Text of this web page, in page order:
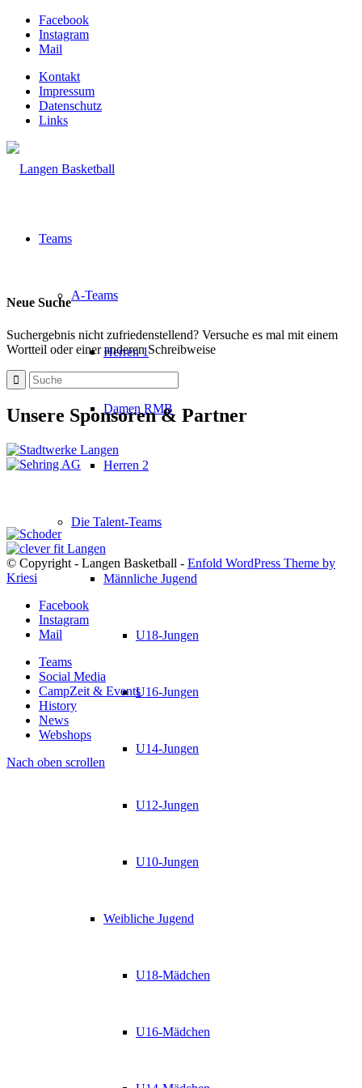
Facebook
Instagram
Mail
Kontakt
Impressum
Datenschutz
Links
Teams
A-Teams
Herren 1
Damen RMB
Herren 2
Die Talent-Teams
Männliche Jugend
U18-Jungen
U16-Jungen
U14-Jungen
U12-Jungen
U10-Jungen
Weibliche Jugend
U18-Mädchen
U16-Mädchen
Neue Suche
Suchergebnis nicht zufriedenstellend? Versuche es mal mit einem
Wortteil oder einer anderen Schreibweise
Unsere Sponsoren & Partner
© Copyright - Langen Basketball - Enfold WordPress Theme by
Kriesi
Facebook
Instagram
Mail
Teams
Social Media
CampZeit & Events
History
News
Webshops
Nach oben scrollen